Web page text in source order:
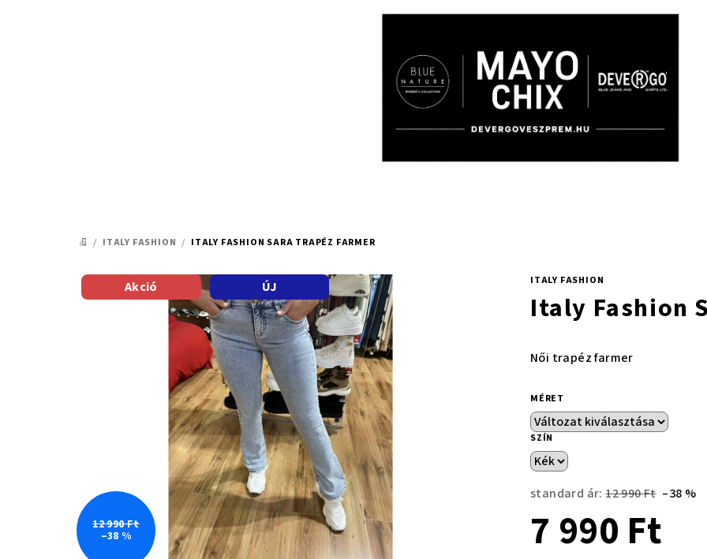
KEZDŐLAP
/ ITALY FASHION / ITALY FASHION SARA TRAPÉZ FARMER
ITALY FASHION
Italy Fashion
Női trapéz farmer
MÉRET
SZÍN
standard ár: 12 990 Ft –38 %
7 990 Ft
Akció ÚJ
12 990 Ft
–38 %